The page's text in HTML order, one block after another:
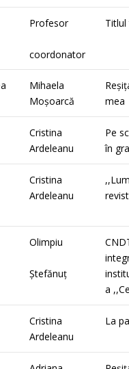
Profesor
coordonator
Titlul
Mihaela
Moșoarcă
mea
Cristina
Ardeleanu
Pe
în
Cristina
Ardeleanu
Olimpiu
Ștefănuț
a
Cristina
Ardeleanu
La